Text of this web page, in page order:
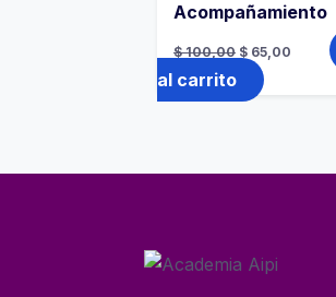
Acompañamiento
$100,00
El
precio
original
era:
$ 65,00 precio
al carrito